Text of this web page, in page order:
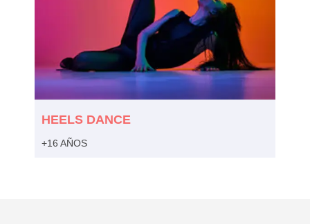
HEELS DANCE
+16 AÑOS